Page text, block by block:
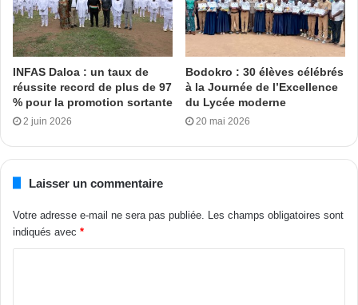
amicale regroupe 64 femmes, agents d’Etat et
fonctionnaires, originaires des régions (Bagoué, Poro, et
Tchologo) du district des savanes en service dans la
capitale politique ivoirienne.
Harry Diallo à Yamoussoukro
INFAS Daloa : un taux de
réussite record de plus de 97
% pour la promotion sortante
2 juin 2026
Bodokro : 30 élèves célébrés
à la Journée de l’Excellence
du Lycée moderne
20 mai 2026
Laisser un commentaire
Votre adresse e-mail ne sera pas publiée.
Les champs obligatoires sont
indiqués avec *